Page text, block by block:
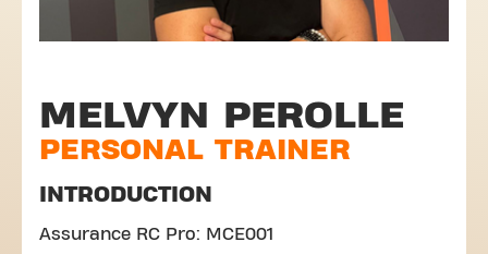
MELVYN PEROLLE
PERSONAL TRAINER
INTRODUCTION
Assurance RC Pro: MCE001